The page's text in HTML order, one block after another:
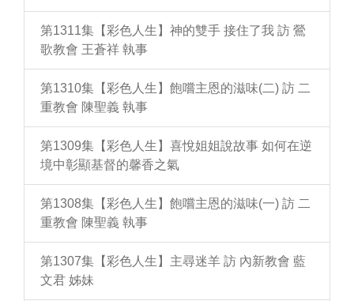
第1311集【彩色人生】神的雙手 接住了我 訪 鶯
歌教會 王蒼祥 執事
第1310集【彩色人生】飽嚐主恩的滋味(二) 訪 二
重教會 陳聖義 執事
第1309集【彩色人生】喜悅姐姐說故事 如何在逆
境中彰顯基督的馨香之氣
第1308集【彩色人生】飽嚐主恩的滋味(一) 訪 二
重教會 陳聖義 執事
第1307集【彩色人生】主尋迷羊 訪 內新教會 藍
文君 姊妹